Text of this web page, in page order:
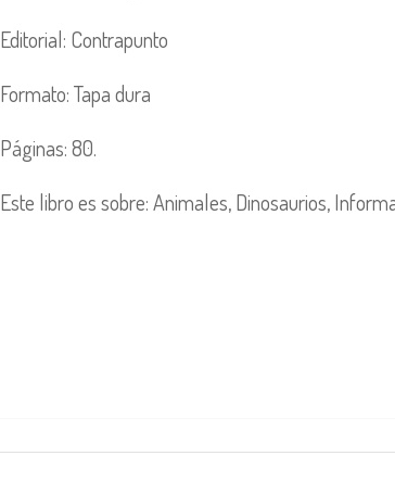
Editorial: Contrapunto
Formato: Tapa dura
Páginas: 80.
Este libro es sobre: Animales, Dinosaurios,